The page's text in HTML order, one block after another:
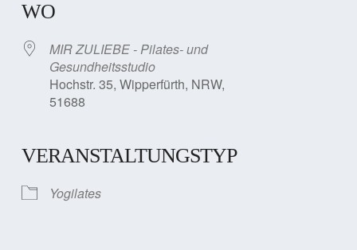
WO
MIR ZULIEBE - Pilates- und
Gesundheitsstudio
Hochstr. 35, Wipperfürth, NRW,
51688
VERANSTALTUNGSTYP
Yogilates